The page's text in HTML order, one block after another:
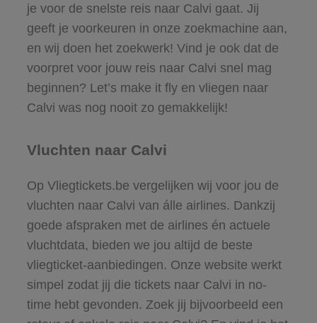
je voor de snelste reis naar Calvi gaat. Jij
geeft je voorkeuren in onze zoekmachine aan,
en wij doen het zoekwerk! Vind je ook dat de
voorpret voor jouw reis naar Calvi snel mag
beginnen? Let’s make it fly en vliegen naar
Calvi was nog nooit zo gemakkelijk!
Vluchten naar Calvi
Op Vliegtickets.be vergelijken wij voor jou de
vluchten naar Calvi van álle airlines. Dankzij
goede afspraken met de airlines én actuele
vluchtdata, bieden we jou altijd de beste
vliegticket-aanbiedingen. Onze website werkt
simpel zodat jij die tickets naar Calvi in no-
time hebt gevonden. Zoek jij bijvoorbeeld een